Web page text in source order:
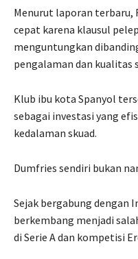
Menurut laporan terbaru,
cepat karena klausul
menguntungkan
pengalaman dan kualitas
Klub ibu kota Spanyol
sebagai investasi yang
kedalaman skuad.
Dumfries sendiri bukan
Sejak bergabung dengan
berkembang menjadi
di Serie A dan kompetisi